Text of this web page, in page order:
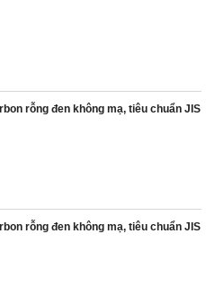
rỗng đen không mạ, tiêu chuẩn JIS
rỗng đen không mạ, tiêu chuẩn JIS